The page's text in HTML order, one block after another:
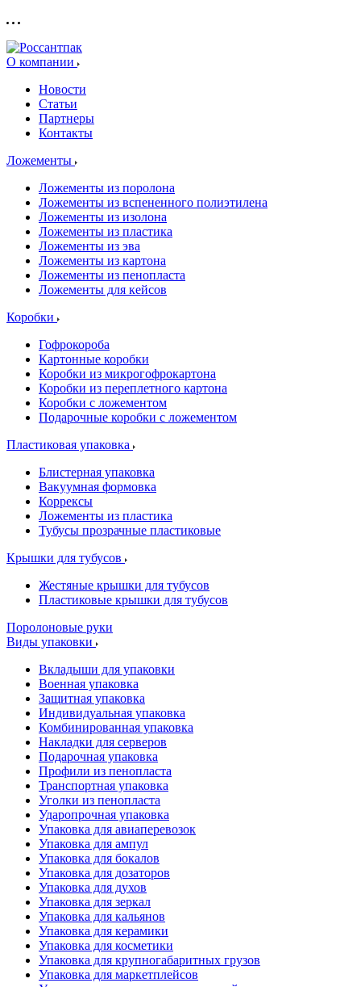
О компании
Новости
Статьи
Партнеры
Контакты
Ложементы
Ложементы из поролона
Ложементы из вспененного полиэтилена
Ложементы из изолона
Ложементы из пластика
Ложементы из эва
Ложементы из картона
Ложементы из пенопласта
Ложементы для кейсов
Коробки
Гофрокороба
Картонные коробки
Коробки из микрогофрокартона
Коробки из переплетного картона
Коробки с ложементом
Подарочные коробки с ложементом
Пластиковая упаковка
Блистерная упаковка
Вакуумная формовка
Коррексы
Ложементы из пластика
Тубусы прозрачные пластиковые
Крышки для тубусов
Жестяные крышки для тубусов
Пластиковые крышки для тубусов
Поролоновые руки
Виды упаковки
Вкладыши для упаковки
Военная упаковка
Защитная упаковка
Индивидуальная упаковка
Комбинированная упаковка
Накладки для серверов
Подарочная упаковка
Профили из пенопласта
Транспортная упаковка
Уголки из пенопласта
Ударопрочная упаковка
Упаковка для авиаперевозок
Упаковка для ампул
Упаковка для бокалов
Упаковка для дозаторов
Упаковка для духов
Упаковка для зеркал
Упаковка для кальянов
Упаковка для керамики
Упаковка для косметики
Упаковка для крупногабаритных грузов
Упаковка для маркетплейсов